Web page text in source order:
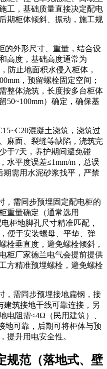
工，基础质量直接决定配电
期柜体倾斜、振动，施工规
的外形尺寸、重量，结合设
高度，基础高度通常为
防止地面积水侵入柜体，
，预留螺栓固定空间；
整体浇筑，长度按多台柜体
50~100mm）确定，确保基
混凝土浇筑，浇筑过
麻面、裂缝等缺陷，浇筑完
于7天，养护期间避免碰
水平度误差≤1mm/m，总误
期需用水泥砂浆找平，严禁
，需同步预埋固定配电柜的
重量确定（通常选用
柜地脚孔尺寸精准匹配，
便于安装螺母、平垫、弹
栓垂直度，避免螺栓倾斜，
柜厂家德兰电气会提前提供
方精准预埋螺栓，避免螺栓
，需同步预埋接地扁钢，接
建筑接地干线可靠连接，另
电阻需≤4Ω（民用建筑）、
地可靠，后期可将柜体与预
提升用电安全性。
规范（落地式、壁